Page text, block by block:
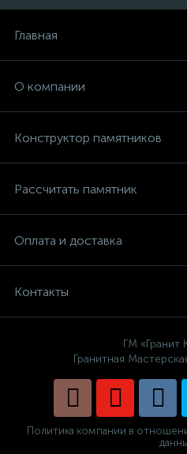
Главная
О компании
Конструктор памятников
Рассчитать памятник
Оплата и доставка
Контакты
ГМ «Гранит
Гранитная
Политика компании в